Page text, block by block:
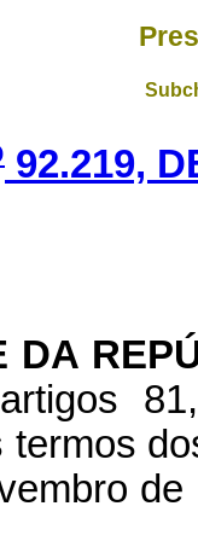
92.219,
DA
artigos